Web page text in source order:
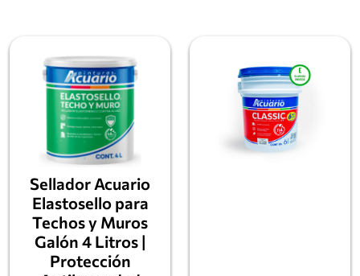
Sellador Acuario
Elastosello para
Techos y Muros
Galón 4 Litros |
Protección